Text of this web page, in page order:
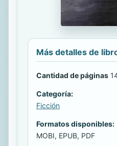
Más detalles de
Cantidad de páginas
Categoría:
Ficción
Formatos disponibles:
MOBI, EPUB, PDF